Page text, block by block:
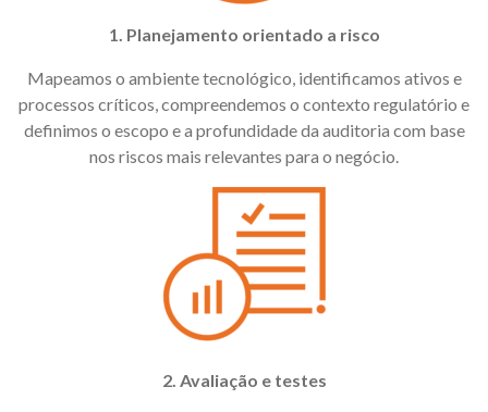
1. Planejamento orientado a risco
Mapeamos o ambiente tecnológico, identificamos ativos e
processos críticos, compreendemos o contexto regulatório e
definimos o escopo e a profundidade da auditoria com base
nos riscos mais relevantes para o negócio.
2. Avaliação e testes